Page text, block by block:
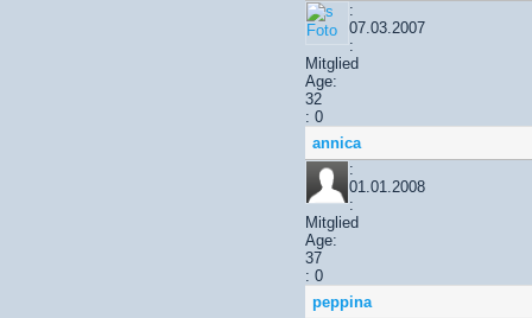
:
07.03.2007
:
Mitglied
Age:
32
: 0
annica
:
01.01.2008
:
Mitglied
Age:
37
: 0
peppina